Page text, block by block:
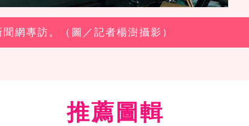
網專訪。（圖／記者楊澍攝影）
推薦圖輯